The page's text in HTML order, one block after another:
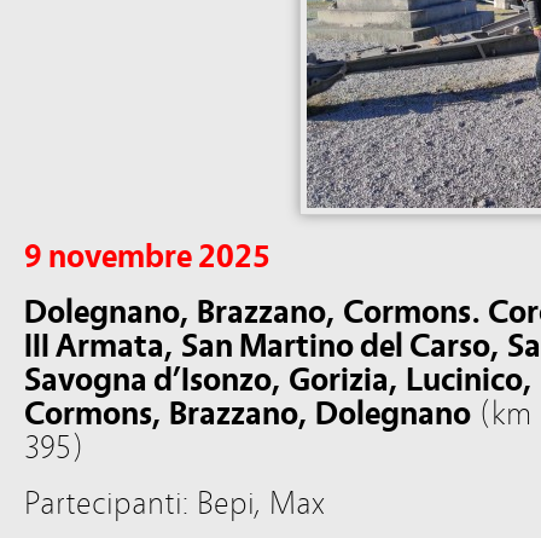
9 novembre 2025
Dolegnano, Brazzano, Cormons.
III Armata, San Martino del Carso,
Savogna d’Isonzo, Gorizia,
Cormons, Brazzano, Dolegnano (km
395)
Partecipanti: Bepi, Max